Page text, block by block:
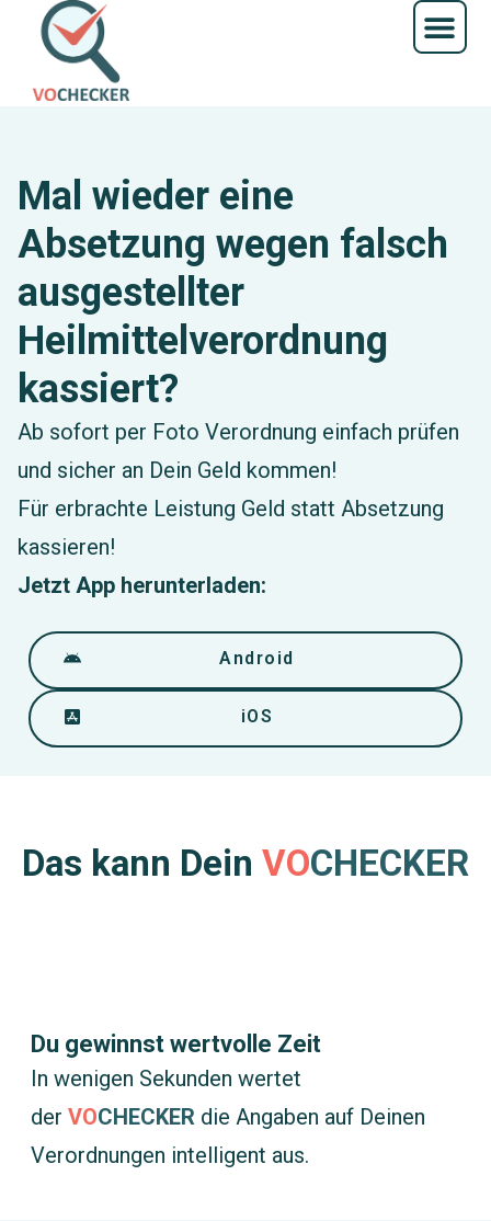
Mal wieder eine
Absetzung wegen falsch
ausgestellter
Heilmittelverordnung
kassiert?
Ab sofort per Foto Verordnung einfach prüfen
und sicher an Dein Geld kommen!
Für erbrachte Leistung Geld statt Absetzung
kassieren!
Jetzt App herunterladen:
Android
iOS
Das kann Dein VOCHECKER
Du gewinnst wertvolle Zeit
In wenigen Sekunden wertet
der VOCHECKERdie Angaben auf Deinen
Verordnungen intelligent aus.